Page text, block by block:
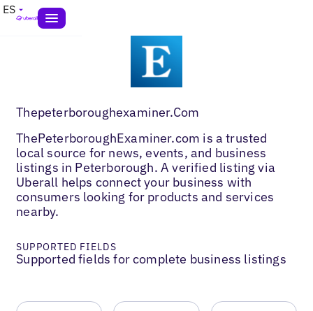
ES
Thepeterboroughexaminer.Com
ThePeterboroughExaminer.com is a trusted
local source for news, events, and business
listings in Peterborough. A verified listing via
Uberall helps connect your business with
consumers looking for products and services
nearby.
SUPPORTED FIELDS
Supported fields for complete business listings